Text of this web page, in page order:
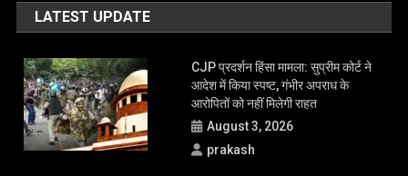
LATEST UPDATE
CJP प्रदर्शन हिंसा मामला: सुप्रीम कोर्ट ने
आदेश में किया स्पष्ट, गंभीर अपराध के
आरोपितों को नहीं मिलेगी राहत
August 3, 2026
prakash